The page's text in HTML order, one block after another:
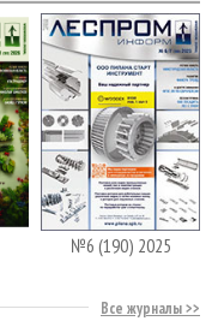
№6 (190) 2025
Все журналы